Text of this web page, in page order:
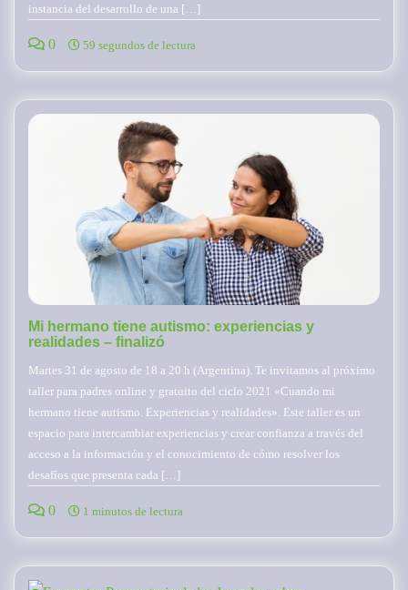
instancia del desarrollo de una […]
0 59 segundos de lectura
Mi hermano tiene autismo: experiencias y
realidades – finalizó
Martes 31 de agosto de 18 a 20 h (Argentina). Te invitamos al próximo
taller para padres online y gratuito del ciclo 2021 «Cuando mi
hermano tiene autismo. Experiencias y realidades». Este taller es un
espacio para intercambiar experiencias y crear confianza a través del
acceso a la información y el conocimiento de cómo resolver los
desafíos que presenta cada […]
0 1 minutos de lectura